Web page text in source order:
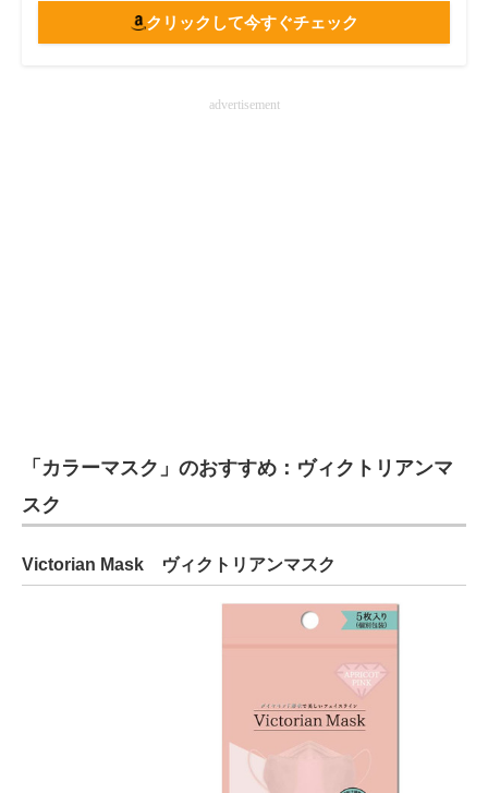
クリックして今すぐチェック
advertisement
「カラーマスク」のおすすめ：ヴィクトリアンマ
スク
Victorian Mask ヴィクトリアンマスク